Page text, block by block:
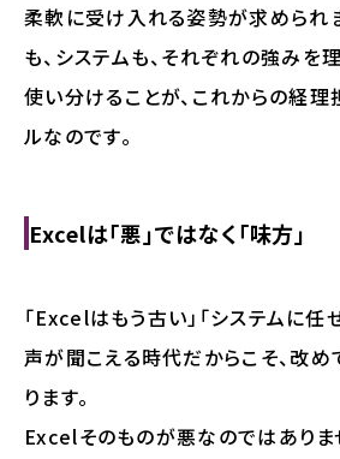
柔軟に受け入れる姿勢が求められ
も、システムも、それぞれの強みを
使い分けることが、これからの経
ルなのです。
Excelは「悪」ではなく「味方」
「Excelはもう古い」「システムに任
声が聞こえる時代だからこそ、改
ります。
Excelそのものが悪なのではありま